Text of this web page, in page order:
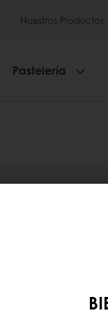
Nuestros Productos
Pastelería